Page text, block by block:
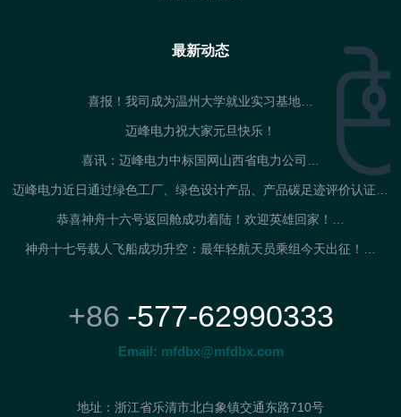
最新动态
喜报！我司成为温州大学就业实习基地…
迈峰电力祝大家元旦快乐！
喜讯：迈峰电力中标国网山西省电力公司…
迈峰电力近日通过绿色工厂、绿色设计产品、产品碳足迹评价认证…
恭喜神舟十六号返回舱成功着陆！欢迎英雄回家！…
神舟十七号载人飞船成功升空：最年轻航天员乘组今天出征！…
+86 -577-62990333
Email: mfdbx@mfdbx.com
地址：浙江省乐清市北白象镇交通东路710号